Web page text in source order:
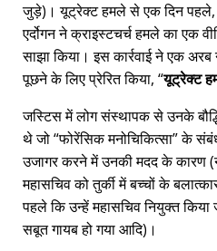
जुड़े)। यूट्रेक्ट हमले से एक दिन पहले,
एर्दोगन ने क्राइस्टचर्च हमले का एक
साझा किया। इस कार्रवाई ने एक
पूछने के लिए प्रेरित किया, यूट्रेक्ट
जस्टिस में लोग संस्थापक से उनके
थे जो फोरेंसिक मनोचिकित्सा के
उजागर करने में उनकी मदद के कारण
महासचिव को तुर्की में बच्चों के
पहले कि उन्हें महासचिव नियुक्त किया
सबूत गायब हो गया आदि)।